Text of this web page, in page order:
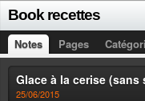
Book recettes
Notes Pages
Glace à la cerise (sans
25/06/2015